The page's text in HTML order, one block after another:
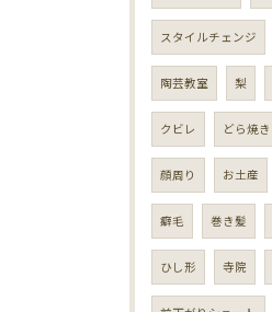
スタイルチェンジ
陶芸教室 梨
クビレ どら焼き
顔周り お土産
癖毛 巻き髪
ひし形 寺院